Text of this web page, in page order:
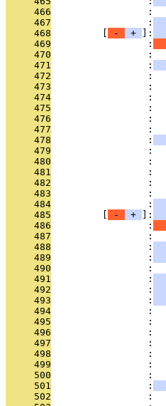
     466
:
     467
                 :
     468
- + ]:
     469
                 :
     470
:
     471
                 :
     472
:
     473
:
     474
:
     475
:
     476
:
     477
:
     478
                 :
     479
:
     480
:
     481
:
     482
:
     483
:
     484
                 :
     485
- + ]:
     486
                 :
     487
:
     488
                 :
     489
                 :
     490
:
     491
                 :
     492
                 :
     493
                 :
     494
:
     495
:
     496
:
     497
:
     498
:
     499
:
     500
:
     501
                 :
     502
: